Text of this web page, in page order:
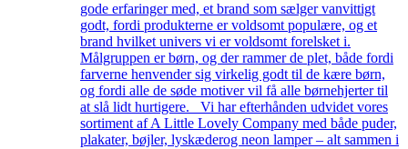
gode erfaringer med, et brand som sælger vanvittigt
godt, fordi produkterne er voldsomt populære, og et
brand hvilket univers vi er voldsomt forelsket i.
Målgruppen er børn, og der rammer de plet, både fordi
farverne henvender sig virkelig godt til de kære børn,
og fordi alle de søde motiver vil få alle børnehjerter til
at slå lidt hurtigere. Vi har efterhånden udvidet vores
sortiment af A Little Lovely Company med både puder,
plakater, bøjler, lyskæderog neon lamper – alt sammen i